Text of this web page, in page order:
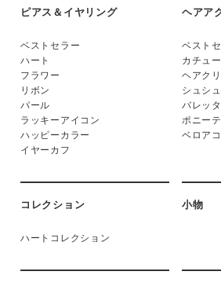
ピアス＆イヤリング
ベストセラー
ハート
フラワー
リボン
パール
ラッキーアイコン
ハッピーカラー
イヤーカフ
ヘアア
ベスト
カチュ
ヘアク
シュシュ
バレッタ
ポニー
ベロア
コレクション
ハートコレクション
小物